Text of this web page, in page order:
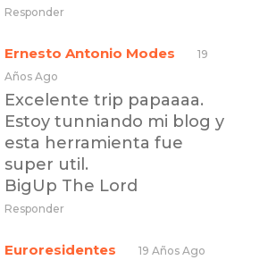
Responder
Ernesto Antonio Modes
19
Años Ago
Excelente trip papaaaa.
Estoy tunniando mi blog y
esta herramienta fue
super util.
BigUp The Lord
Responder
Euroresidentes 19 Años Ago